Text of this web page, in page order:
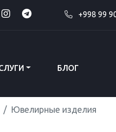
+998 99
БЛОГ
Ювелирные изделия